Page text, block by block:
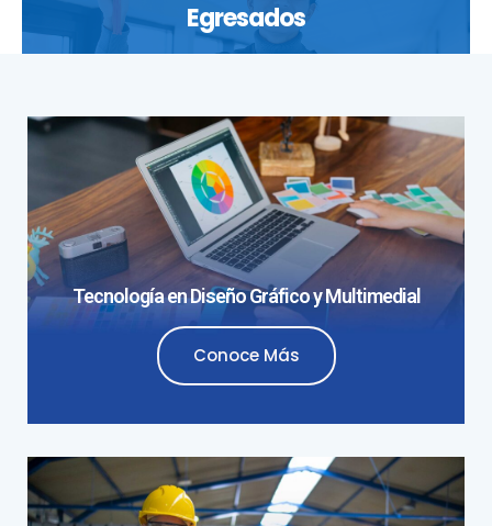
Egresados
Tecnología en Diseño Gráfico y Multimedial
Conoce Más